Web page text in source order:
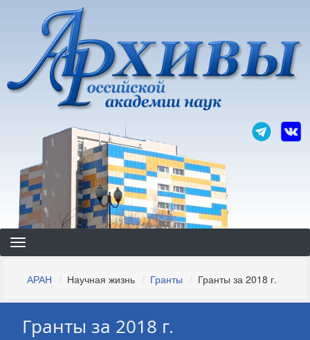
основному
содержанию
Строка
навигации
АРАН Научная жизнь Гранты Гранты за 2018 г.
Гранты за 2018 г.